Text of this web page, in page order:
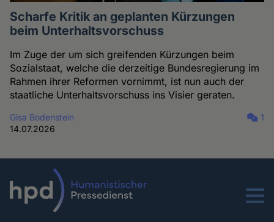
Scharfe Kritik an geplanten Kürzungen
beim Unterhaltsvorschuss
Im Zuge der um sich greifenden Kürzungen beim
Sozialstaat, welche die derzeitige Bundesregierung im
Rahmen ihrer Reformen vornimmt, ist nun auch der
staatliche Unterhaltsvorschuss ins Visier geraten.
Gisa Bodenstein
14.07.2026
1
Menu